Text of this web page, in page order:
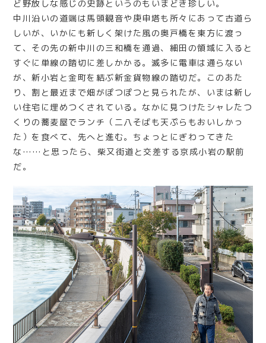
ど野放しな感じの史跡というのもいまどき珍しい。
中川沿いの道端は馬頭観音や庚申塔も所々にあって古道ら
しいが、いかにも新しく架けた風の奥戸橋を東方に渡っ
て、その先の新中川の三和橋を通過、細田の領域に入ると
すぐに単線の踏切に差しかかる。滅多に電車は通らない
が、新小岩と金町を結ぶ新金貨物線の踏切だ。このあた
り、割と最近まで畑がぽつぽつと見られたが、いまは新し
い住宅に埋めつくされている。なかに見つけたシャレたつ
くりの蕎麦屋でランチ（二八そばも天ぷらもおいしかっ
た）を食べて、先へと進む。ちょっとにぎわってきた
な……と思ったら、柴又街道と交差する京成小岩の駅前
だ。